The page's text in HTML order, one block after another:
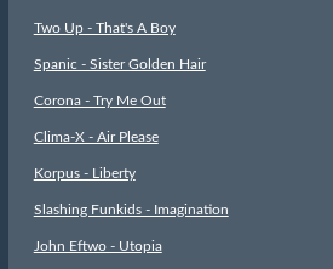
Two Up - That's A Boy
Spanic - Sister Golden Hair
Corona - Try Me Out
Clima-X - Air Please
Korpus - Liberty
Slashing Funkids - Imagination
John Eftwo - Utopia